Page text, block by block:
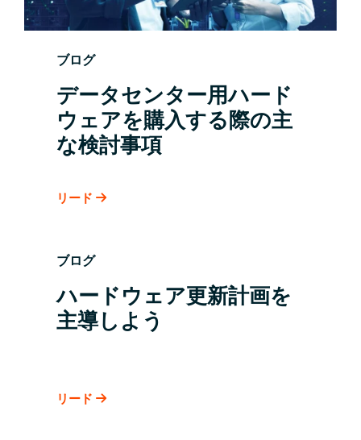
ブログ
データセンター用ハード
ウェアを購入する際の主
な検討事項
リード
ブログ
ハードウェア更新計画を
主導しよう
リード